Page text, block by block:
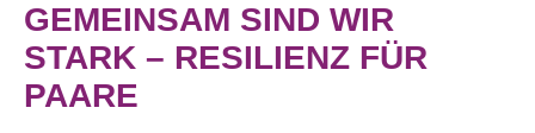
GEMEINSAM SIND WIR
STARK – RESILIENZ FÜR
PAARE